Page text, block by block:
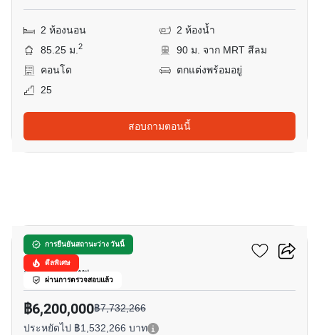
2 ห้องนอน
2 ห้องน้ำ
85.25 ม.2
90 ม. จาก MRT สีลม
คอนโด
ตกแต่งพร้อมอยู่
25
สอบถามตอนนี้
การยืนยันสถานะว่าง วันนี้
ดีลพิเศษ
ผ่านการตรวจสอบแล้ว
ดิ แอดเดรส สาทร
สีลม, กรุงเทพ
฿6,200,000฿7,732,266
ประหยัดไป ฿1,532,266 บาท